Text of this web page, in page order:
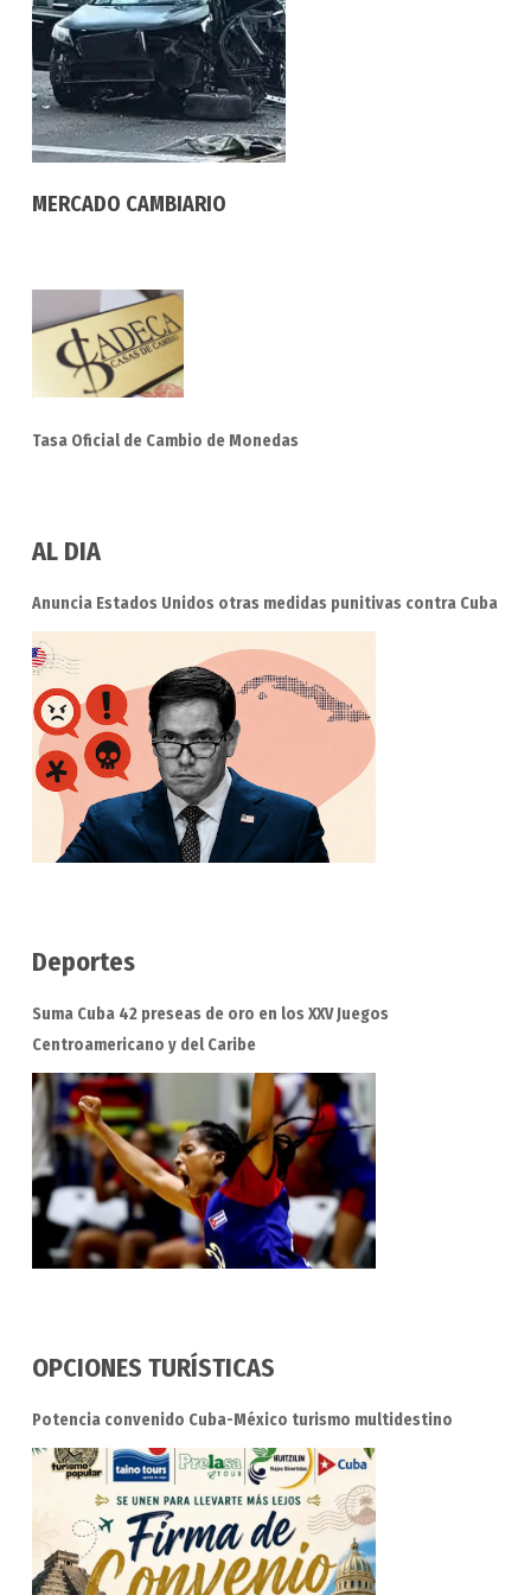
MERCADO CAMBIARIO
Tasa Oficial de Cambio de Monedas
AL DIA
Anuncia Estados Unidos otras medidas punitivas contra Cuba
Deportes
Suma Cuba 42 preseas de oro en los XXV Juegos
Centroamericano y del Caribe
OPCIONES TURÍSTICAS
Potencia convenido Cuba-México turismo multidestino